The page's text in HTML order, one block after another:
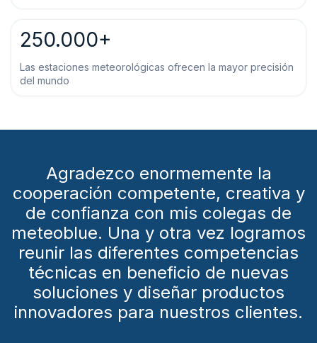
250.000+
Las estaciones meteorológicas ofrecen la mayor precisión
del mundo
Agradezco enormemente la
cooperación competente, creativa y
de confianza con mis colegas de
meteoblue. Una y otra vez logramos
reunir las diferentes competencias
técnicas en beneficio de nuevas
soluciones y diseñar productos
innovadores para nuestros clientes.